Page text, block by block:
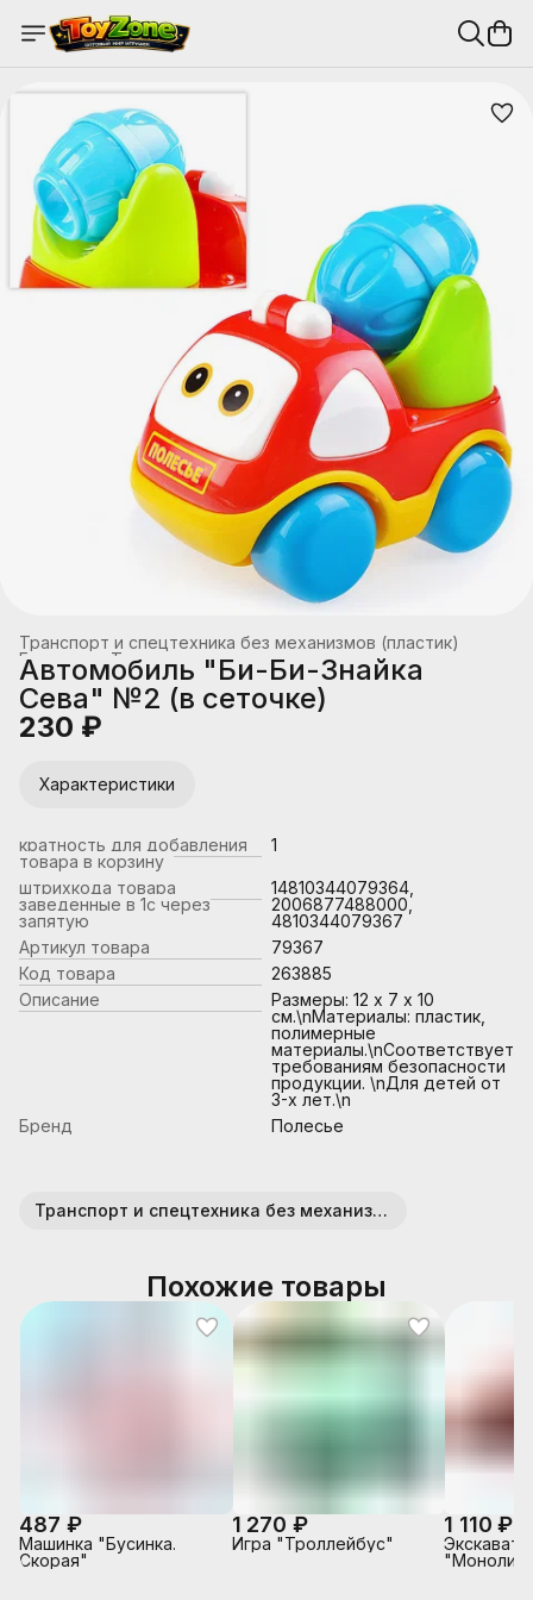
Транспорт и спецтехника без механизмов (пластик)
Транспорт
›
Главная
Автомобиль "Би-Би-Знайка
Сева" №2 (в сеточке)
230 ₽
Характеристики
кратность для добавления
товара в корзину
1
штрихкода товара
заведенные в 1с через
запятую
14810344079364,
2006877488000,
4810344079367
Артикул товара
79367
Код товара
263885
Описание
Размеры: 12 х 7 х 10
см.\nМатериалы: пластик,
полимерные
материалы.\nСоответствует
требованиям безопасности
продукции. \nДля детей от
3-х лет.\n
Бренд
Полесье
Транспорт и спецтехника без механизмов (пластик)
Похожие товары
487 ₽
Машинка "Бусинка.
Скорая"
1 270 ₽
Игра "Троллейбус"
1 110 ₽